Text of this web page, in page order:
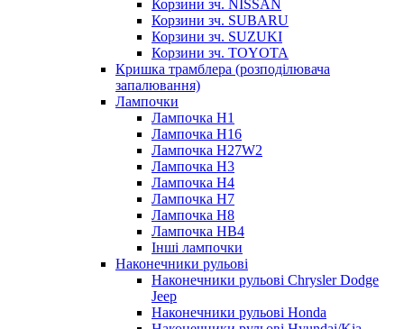
Корзини зч. NISSAN
Корзини зч. SUBARU
Корзини зч. SUZUKI
Корзини зч. TOYOTA
Кришка трамблера (розподілювача
запалювання)
Лампочки
Лампочка H1
Лампочка H16
Лампочка H27W2
Лампочка H3
Лампочка H4
Лампочка H7
Лампочка H8
Лампочка HB4
Інші лампочки
Наконечники рульові
Наконечники рульові Chrysler Dodge
Jeep
Наконечники рульові Honda